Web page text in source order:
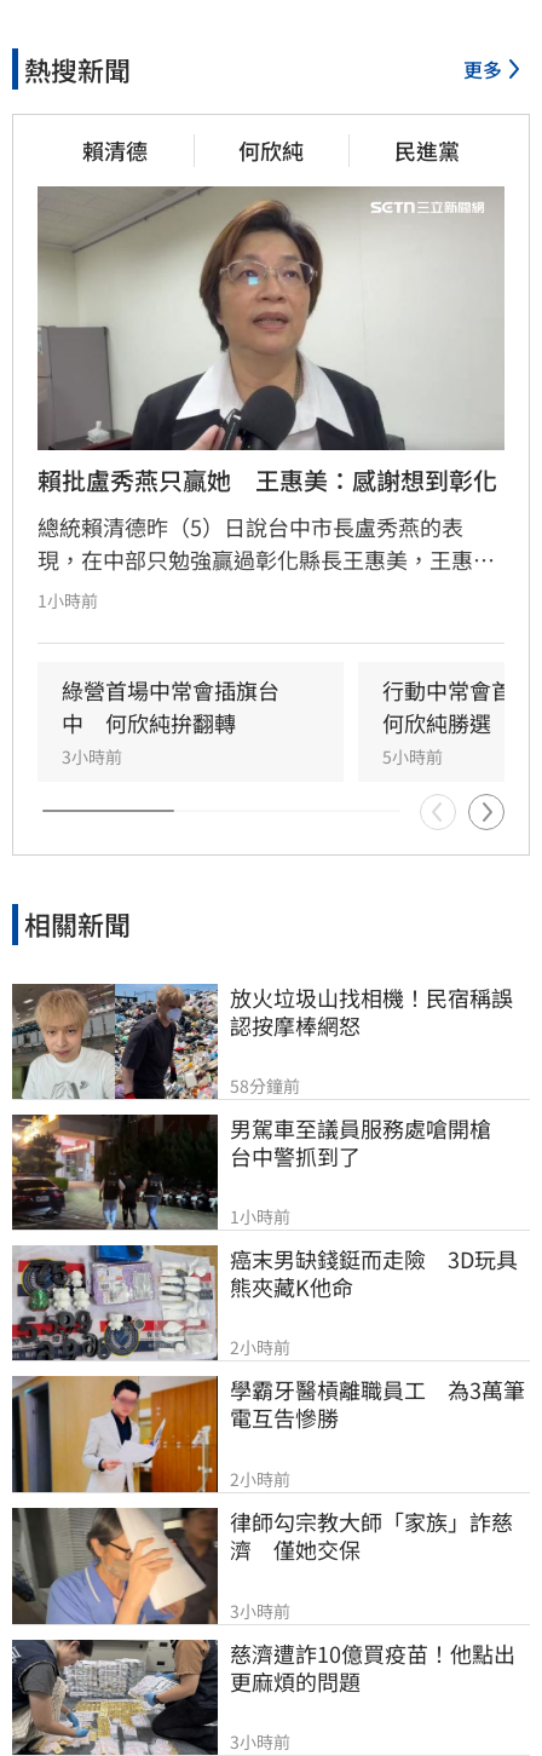
熱搜新聞 更多
賴清德 何欣純 民進黨
賴批盧秀燕只贏她　王惠美：感謝想到彰化
總統賴清德昨（5）日說台中市長盧秀燕的表
現，在中部只勉強贏過彰化縣長王惠美，王惠美
早上有回應、不過語氣酸溜溜。
1小時前
綠營首場中常會插旗台
中　何欣純拚翻轉
3小時前
行動中常會首選
何欣純勝選
5小時前
相關新聞
放火垃圾山找相機！民宿稱誤
認按摩棒網怒
58分鐘前
男駕車至議員服務處嗆開槍
台中警抓到了
1小時前
癌末男缺錢鋌而走險　3D玩具
熊夾藏K他命
2小時前
學霸牙醫槓離職員工　為3萬筆
電互告慘勝
2小時前
律師勾宗教大師「家族」詐慈
濟　僅她交保
3小時前
慈濟遭詐10億買疫苗！他點出
更麻煩的問題
3小時前